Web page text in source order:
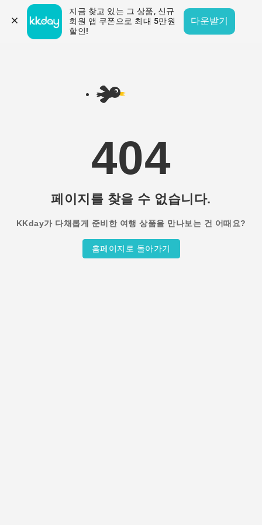
지금 찾고 있는 그 상품, 신규
회원 앱 쿠폰으로 최대 5만원
할인!
다운받기
404
페이지를 찾을 수 없습니다.
KKday가 다채롭게 준비한 여행 상품을 만나보는 건 어때요?
홈페이지로 돌아가기